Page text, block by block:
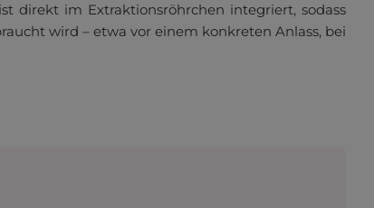
direkt im Extraktionsröhrchen integriert, sodass
wird – etwa vor einem konkreten Anlass, bei